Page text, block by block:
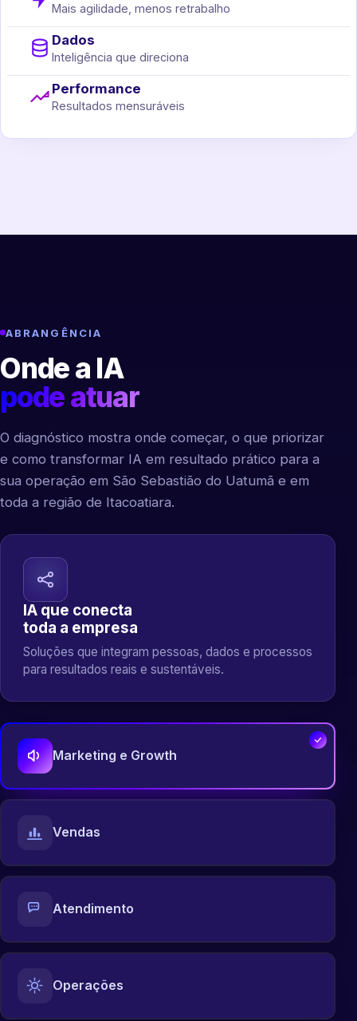
Mais agilidade, menos retrabalho
Dados
Inteligência que direciona
Performance
Resultados mensuráveis
ABRANGÊNCIA
Onde a IA
pode atuar
O diagnóstico mostra onde começar, o que priorizar
e como transformar IA em resultado prático para a
sua operação em São Sebastião do Uatumã e em
toda a região de Itacoatiara.
IA que conecta
toda a empresa
Soluções que integram pessoas, dados e processos
para resultados reais e sustentáveis.
Marketing e Growth
Vendas
Atendimento
Operações